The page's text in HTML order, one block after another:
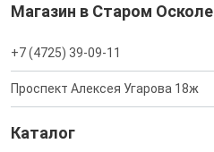
Магазин в Старом Осколе
+7 (4725) 39-09-11
Проспект Алексея Угарова 18ж
Каталог